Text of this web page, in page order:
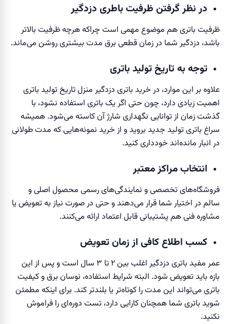
در نظر گرفتن ظرفیت باطری دزدگیر
ظرفیت باتری هم موضوع مهمی است چراکه هرچه ظرفیت بالاتر
باشد، دزدگیر شما در زمان قطعی برق مدت بیشتری روشن می‌ماند.
توجه به تاریخ تولید باتری
علاوه بر این موارد، در خرید باتری دزدگیر منزل تاریخ تولید باتری
اهمیت زیادی دارد، چون حتی اگر یک باتری استفاده نشود، با
گذشت زمان از توانایی نگهداری شارژ آن کاسته می‌شود. همیشه
سراغ باتری تولید جدید بروید و از خرید نمونه‌هایی که مدت طولانی
در انبار مانده‌اند خودداری کنید.
انتخاب مراکز معتبر
فروشگاه‌های تخصصی و نمایندگی‌های رسمی محصول اصلی و
سالم در اختیار شما قرار می‌دهند و حتی در صورت نیاز به تعویض یا
مشاوره فنی هم پشتیبانی قابل اعتماد ارائه می‌کنند.
کسب اطلاع کافی از زمان تعویض
عمر مفید باتری دزدگیر اغلب بین ۲ تا ۳ سال است و پس از این
بازه باید تعویض شود. البته شرایط استفاده، نوسان برق و کیفیت
باتری می‌تواند این مدت را کوتاه‌تر یا بلندتر کند. برای اینکه مطمئن
شوید باتری شما همچنان کارایی دارد، تست دوره‌ای را فراموش
نکنید.